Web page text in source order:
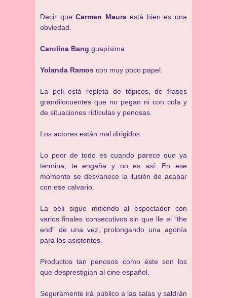
Decir queCarmen Mauraestá bien es una
obviedad.
Carolina Bang guapísima.
Yolanda Ramos con muy poco papel.
La peli está repleta de tópicos, de frases
grandilocuentes que no pegan ni con cola y
de situaciones ridículas y penosas.
Los actores están mal dirigidos.
Lo peor de todo es cuando parece que ya
termina, te engaña y no es así. En ese
momento se desvanece la ilusión de acabar
con ese calvario.
La peli sigue mitiendo al espectador con
varios finales consecutivos sin que lle el “the
end” de una vez, prolongando una agonía
para los asistentes.
Productos tan penosos como éste son los
que desprestigian al cine español.
Seguramente irá público a las salas y saldrán